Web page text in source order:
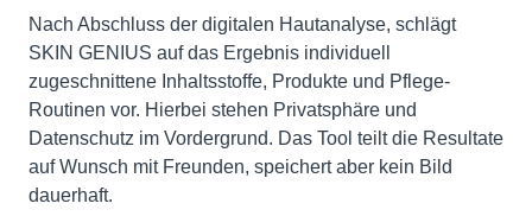
Nach Abschluss der digitalen Hautanalyse, schlägt
SKIN GENIUS auf das Ergebnis individuell
zugeschnittene Inhaltsstoffe, Produkte und Pflege-
Routinen vor. Hierbei stehen Privatsphäre und
Datenschutz im Vordergrund. Das Tool teilt die Resultate
auf Wunsch mit Freunden, speichert aber kein Bild
dauerhaft.